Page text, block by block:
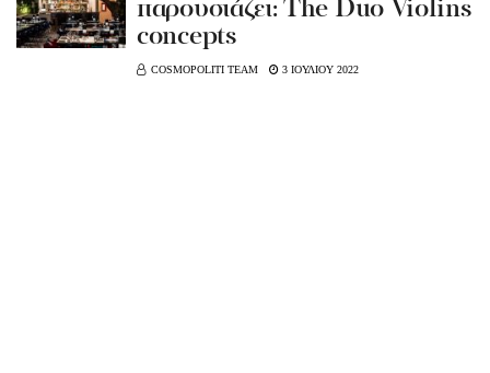
παρουσιάζει: The Duo Violins
concepts
COSMOPOLITI TEAM 3 ΙΟΥΛΙΟΥ 2022